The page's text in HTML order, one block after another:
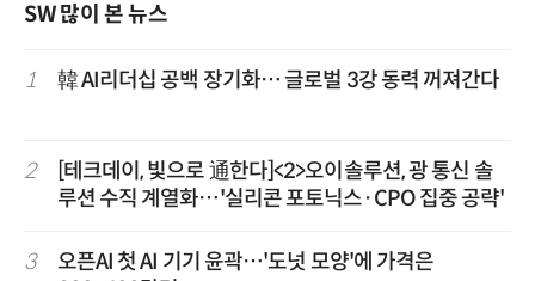
SW 많이 본 뉴스
1 韓 AI리더십 공백 장기화… 글로벌 3강 동력 꺼져간다
2
[테크데이, 빛으로 通한다]<2>오이솔루션, 광 통신 솔
루션 수직 계열화…'실리콘 포토닉스·CPO 집중 공략'
3
오픈AI 첫 AI 기기 윤곽…'도넛 모양'에 가격은